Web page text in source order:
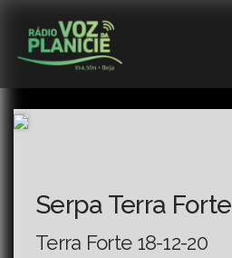
Serpa Terra Forte
Terra Forte 18-12-20